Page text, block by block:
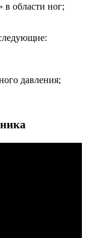
области ног;
давления;